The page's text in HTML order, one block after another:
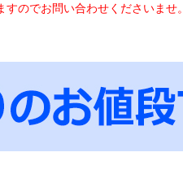
のでお問い合わせくださいませ。